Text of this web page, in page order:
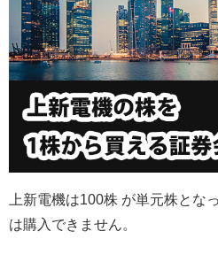
上新電機は100株 が単元株とな
は購入できません。